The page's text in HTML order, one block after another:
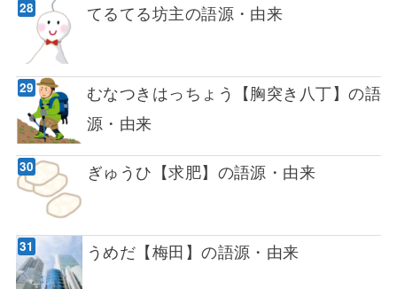
てるてる坊主の語源・由来
むなつきはっちょう【胸突き八丁】の語
源・由来
ぎゅうひ【求肥】の語源・由来
うめだ【梅田】の語源・由来